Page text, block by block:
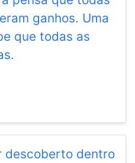
ganhos. Uma
que todas as
descoberto dentro